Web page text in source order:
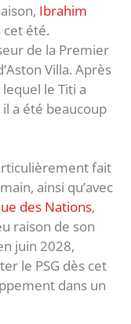
Ibrahim
cet été.
de la Premier
Villa. Après
le Titi a
a été beaucoup
fait
ainsi qu’avec
des Nations,
raison de son
juin 2028,
le PSG dès cet
dans un